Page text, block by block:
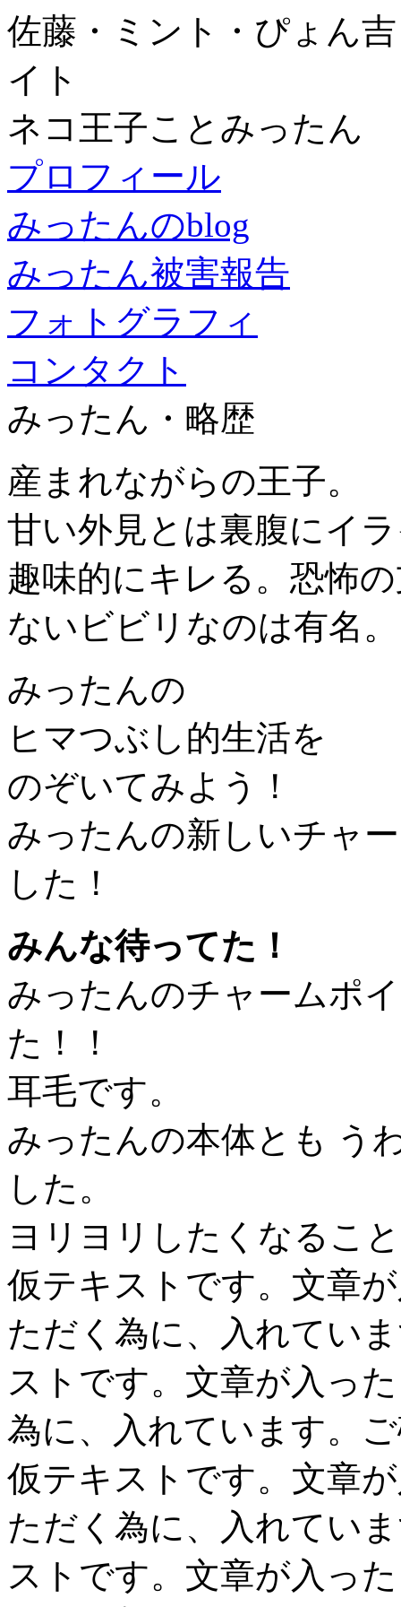
佐藤・ミント・ぴょん
イト
ネコ王子ことみったん
プロフィール
みったんのblog
みったん被害報告
フォトグラフィ
コンタクト
みったん・略歴
産まれながらの王子。
甘い外見とは裏腹にイ
趣味的にキレる。恐怖
ないビビリなのは有名。
みったんの
ヒマつぶし的生活を
のぞいてみよう！
みったんの新しいチャ
した！
みんな待ってた！
みったんのチャームポ
た！！
耳毛です。
みったんの本体とも う
した。
ヨリヨリしたくなるこ
仮テキストです。文章
ただく為に、入れてい
ストです。文章が入っ
為に、入れています。
仮テキストです。文章
ただく為に、入れてい
ストです。文章が入っ